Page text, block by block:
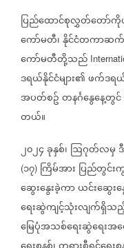
ပြည်ထောင်စုလွှတ်တော်ကို
ကော်မတီ၊နိုင်ငံတကာဆ
ကော်မတီတို့သည်
ဒရယ်နိုင်ငံများ၏ဖက်ဒရ
အပတ်စဥ်တနင်္ဂနွေနေ့တွင်
တယ်။
၂၀၂၄ခုနှစ်၊ ဩဂုတ်လမှ
(၁၇) ကြိမ်အား ပြည်တွင်း
ဆွေးနွေးခဲ့ကာယင်းဆွေးနွ
ရေးဆွဲကျင့်သုံးလျက်ရှိသ
မြေပုံအသစ်ရေးဆွဲရေးအတွ